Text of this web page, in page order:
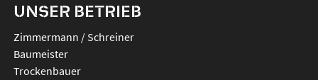
UNSER BETRIEB
Zimmermann / Schreiner
Baumeister
Trockenbauer